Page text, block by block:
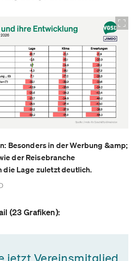
Besonders in der Werbung &amp;
der Reisebranche
die Lage zuletzt deutlich.
(23 Grafiken):
jetzt Vereinsmitglied